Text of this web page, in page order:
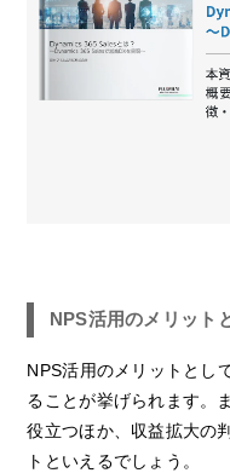
NPS活用のメリット
NPS活用のメリットとし
ることが挙げられます。
役立つほか、収益拡大の
トといえるでしょう。